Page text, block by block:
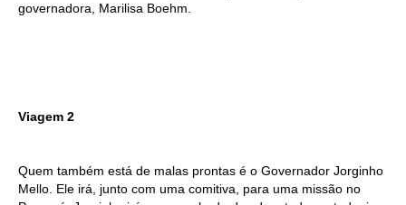
governadora, Marilisa Boehm.
Viagem 2
Quem também está de malas prontas é o Governador Jorginho
Mello. Ele irá, junto com uma comitiva, para uma missão no